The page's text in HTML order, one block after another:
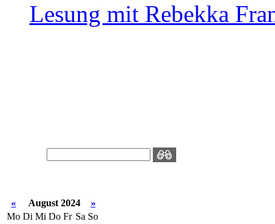
Lesung mit Rebekka
« August 2024
»
Mo Di Mi Do Fr Sa So